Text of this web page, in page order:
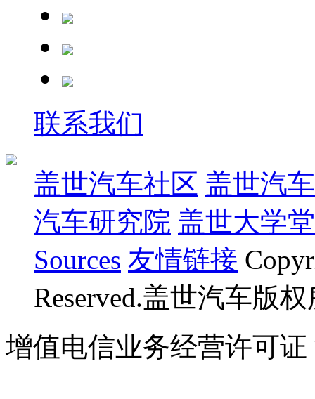
联系我们
盖世汽车社区 盖世汽
汽车研究院 盖世大学堂
Sources 友情链接
Reserved.盖世汽车版
增值电信业务经营许可证